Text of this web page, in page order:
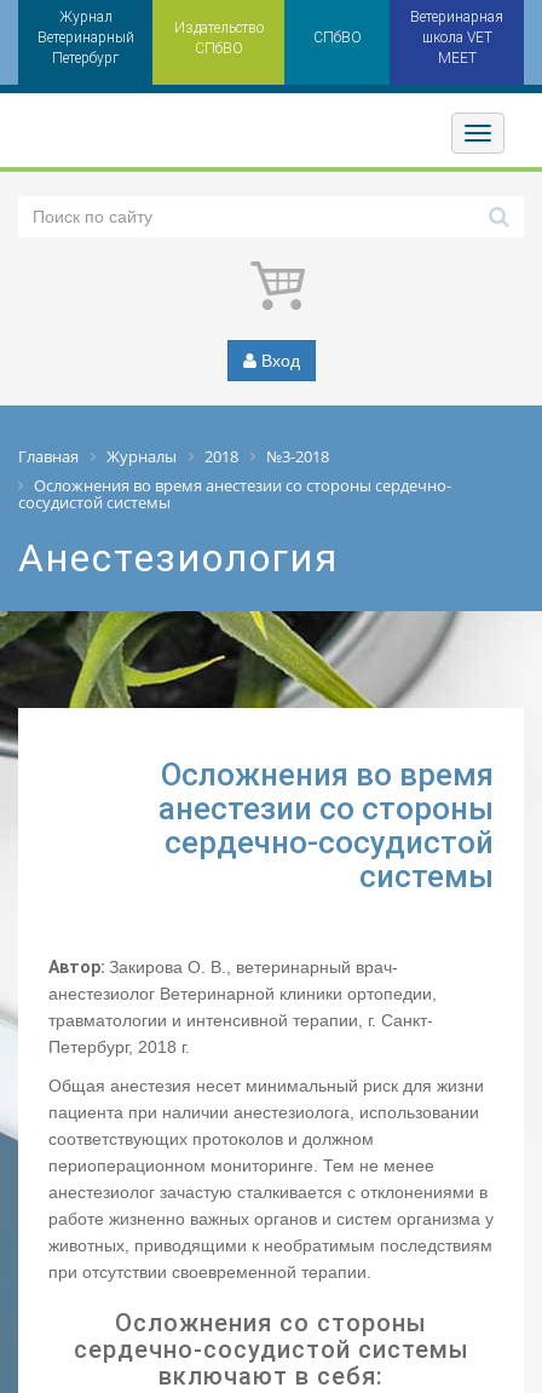
Журнал
Ветеринарный
Петербург
Издательство
СПбВО
СПбВО
Ветеринарная
школа VET
MEET
Toggler
Вход
Главная Журналы 2018
№3-2018
Осложнения во время анестезии со стороны сердечно-
сосудистой системы
Анестезиология
Осложнения во время
анестезии со стороны
сердечно-сосудистой
системы
Автор: Закирова О. В., ветеринарный врач-
анестезиолог Ветеринарной клиники ортопедии,
травматологии и интенсивной терапии, г. Санкт-
Петербург, 2018 г.
Общая анестезия несет минимальный риск для жизни
пациента при наличии анестезиолога, использовании
соответствующих протоколов и должном
периоперационном мониторинге. Тем не менее
анестезиолог зачастую сталкивается с отклонениями в
работе жизненно важных органов и систем организма у
животных, приводящими к необратимым последствиям
при отсутствии своевременной терапии.
Осложнения со стороны
сердечно-сосудистой системы
включают в себя: